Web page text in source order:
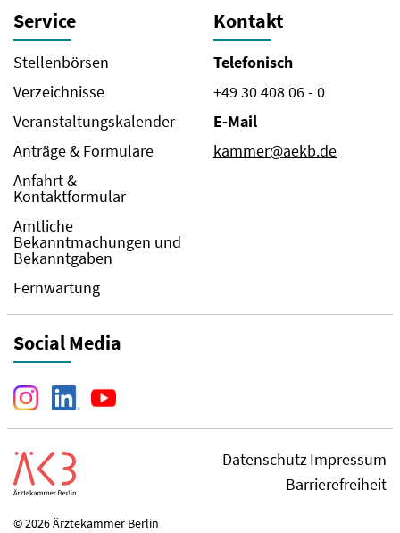
Service
Stellenbörsen
Verzeichnisse
Veranstaltungskalender
Anträge & Formulare
Anfahrt &
Kontaktformular
Amtliche
Bekanntmachungen und
Bekanntgaben
Fernwartung
Kontakt
Telefonisch
+49 30 408 06 - 0
E-Mail
kammer@aekb.de
Social Media
DatenschutzImpressum
Barrierefreiheit
© 2026 Ärztekammer Berlin